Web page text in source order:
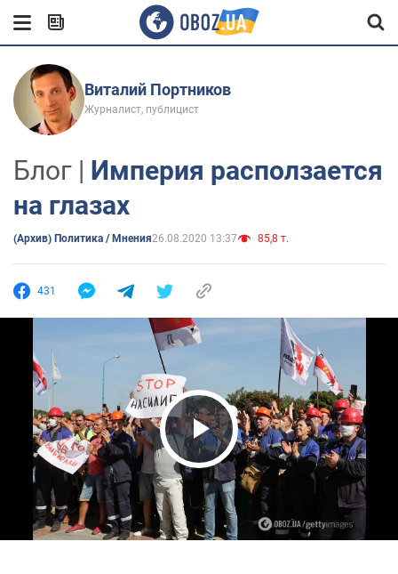
Виталий Портников
Журналист, публицист
Блог | Империя расползается
на глазах
(Архив) Политика / Мнения26.08.2020 13:37 85,8 т.
431
Play Video